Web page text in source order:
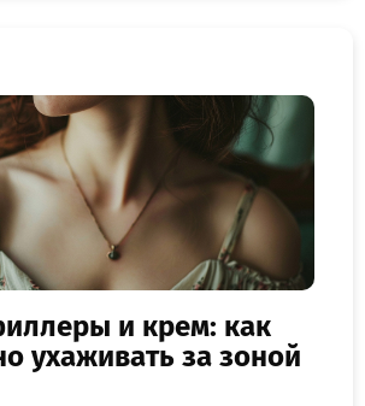
и крем: как
ухаживать за зоной